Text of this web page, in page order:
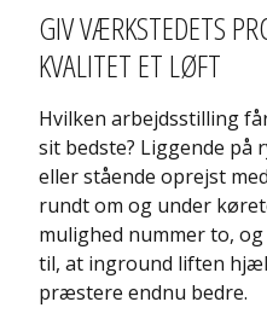
GIV VÆRKSTEDETS
KVALITET ET LØFT
Hvilken arbejdsstilling
sit bedste? Liggende på
eller stående oprejst
rundt om og under
mulighed nummer to,
til, at inground liften
præstere endnu bedre.